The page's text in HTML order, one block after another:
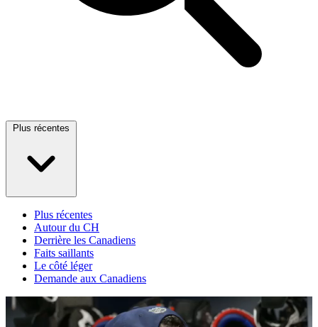
Plus récentes
Plus récentes
Autour du CH
Derrière les Canadiens
Faits saillants
Le côté léger
Demande aux Canadiens